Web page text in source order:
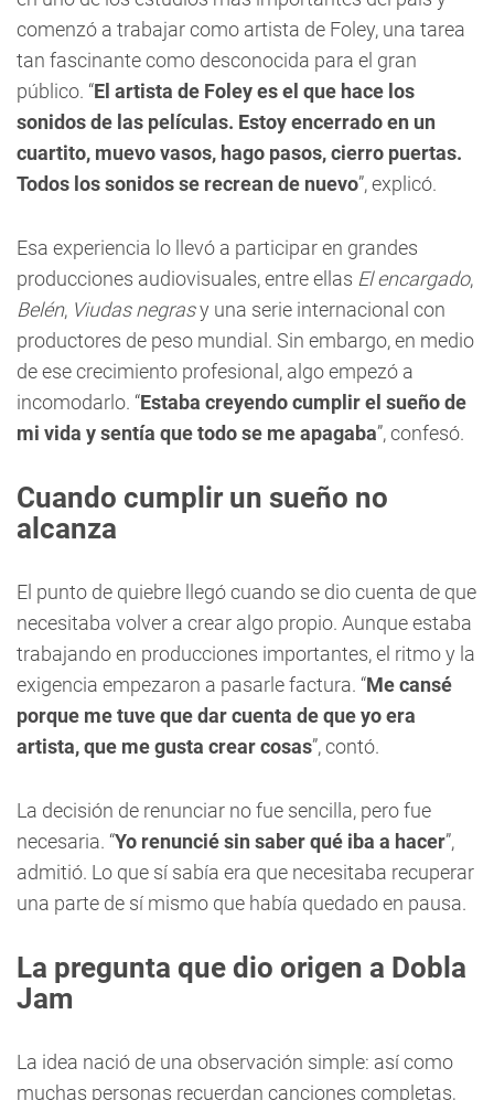
comenzó a trabajar como artista de Foley, una tarea
tan fascinante como desconocida para el gran
público. “El artista de Foley es el que hace los
sonidos de las películas. Estoy encerrado en un
cuartito, muevo vasos, hago pasos, cierro puertas.
Todos los sonidos se recrean de nuevo”, explicó.
Esa experiencia lo llevó a participar en grandes
producciones audiovisuales, entre ellas El encargado,
Belén, Viudas negrasy una serie internacional con
productores de peso mundial. Sin embargo, en medio
de ese crecimiento profesional, algo empezó a
incomodarlo. “Estaba creyendo cumplir el sueño de
mi vida y sentía que todo se me apagaba”, confesó.
Cuando cumplir un sueño no
alcanza
El punto de quiebre llegó cuando se dio cuenta de que
necesitaba volver a crear algo propio. Aunque estaba
trabajando en producciones importantes, el ritmo y la
exigencia empezaron a pasarle factura. “Me cansé
porque me tuve que dar cuenta de que yo era
artista, que me gusta crear cosas”, contó.
La decisión de renunciar no fue sencilla, pero fue
necesaria. “Yo renuncié sin saber qué iba a hacer”,
admitió. Lo que sí sabía era que necesitaba recuperar
una parte de sí mismo que había quedado en pausa.
La pregunta que dio origen a Dobla
Jam
La idea nació de una observación simple: así como
muchas personas recuerdan canciones completas,